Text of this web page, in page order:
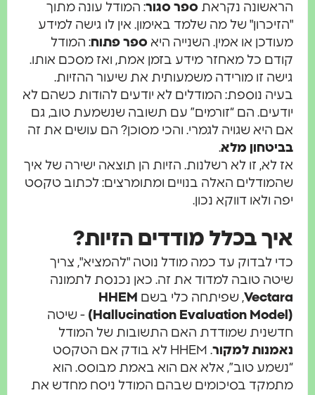
הראשונה נקראתספר סגור: המודל עונה מתוך
"הזיכרון" של מה שלמד באימון. אין לו גישה למידע
מעודכן או אמין. השנייה היאספר פתוח: המודל
קודם כל מאחזר מידע בזמן אמת, ואז מסכם אותו.
גישה זו מורידה משמעותית את שיעור ההזיות.
בעיה נוספת: המודלים לא יודעים להודות כשהם לא
יודעים. הם “זורמים” עם תשובה שנשמעת טוב, גם
אם היא שגויה לגמרי. והכי מסוכן? הם עושים את זה
בביטחון מלא.
אז לא, זו לא רשלנות. הזיות הן תוצאה ישירה של איך
שהמודלים האלה בנויים ומתומרצים: לכתוב טקסט
יפה ולאו דווקא נכון.
איך בכלל מודדים הזיות?
כדי לבדוק עד כמה מודל נוטה "להמציא", צריך
שיטה טובה למדוד את זה. כאן נכנסת לתמונה
Vectara, שפיתחה כלי בשםHHEM
(Hallucination Evaluation Model)- שיטה
חדשנית שמודדת האם התשובות של המודל
נאמנות למקור
. HHEM לא בודק אם הטקסט
“נשמע טוב”, אלא אם הוא באמת מבוסס. הוא
מתמקד בסיכומים שבהם המודל ניסח מחדש את